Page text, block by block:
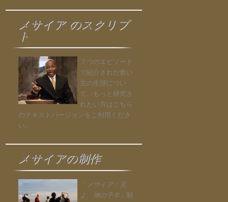
メサイア のスクリプ
ト
７つのエピソード
で紹介された救い
主の生涯につい
て、もっと研究さ
れたい方はこちら
のテキストバージョンをご利用くださ
い。
メサイアの制作
メサイア：見
よ、神の子羊」制